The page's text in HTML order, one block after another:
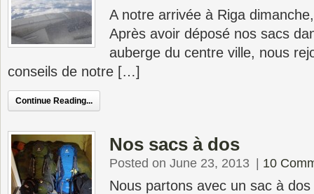
A notre arrivée à Riga
Après avoir déposé nos sacs
auberge du centre ville, nous
conseils de notre […]
Continue Reading...
Nos sacs à dos
Posted on June 23, 2013 10
Nous partons avec un sac à